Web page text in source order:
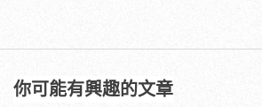
你可能有興趣的文章